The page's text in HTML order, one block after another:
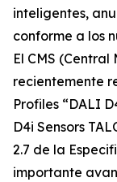
inteligentes,
conforme a los
El CMS
recientemente
Profiles “DALI
D4i Sensors
2.7 de la
importante